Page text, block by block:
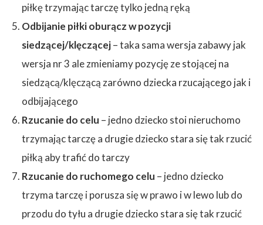
piłkę trzymając tarczę tylko jedną ręką
Odbijanie piłki oburącz w pozycji
siedzącej/klęczącej– taka sama wersja zabawy jak
wersja nr 3 ale zmieniamy pozycję ze stojącej na
siedzącą/klęczącą zarówno dziecka rzucającego jak i
odbijającego
Rzucanie do celu – jedno dziecko stoi nieruchomo
trzymając tarczę a drugie dziecko stara się tak rzucić
piłką aby trafić do tarczy
Rzucanie do ruchomego celu – jedno dziecko
trzyma tarczę i porusza się w prawo i w lewo lub do
przodu do tyłu a drugie dziecko stara się tak rzucić